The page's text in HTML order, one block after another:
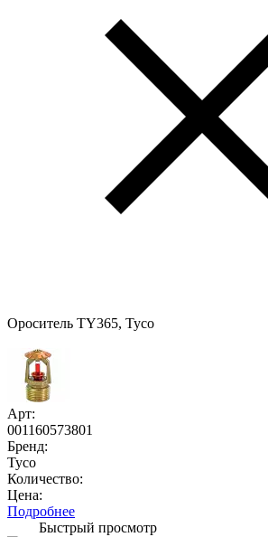
Ороситель TY365, Tyco
Арт:
001160573801
Бренд:
Tyco
Количество:
Цена:
Подробнее
Быстрый просмотр